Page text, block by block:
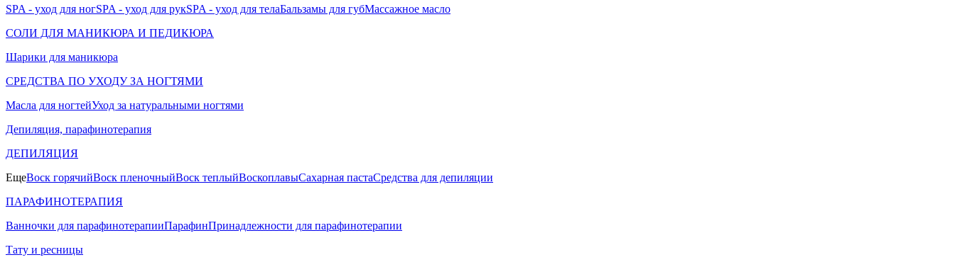
SPA - уход для ногSPA - уход для рукSPA - уход для телаБальзамы для губМассажное масло
СОЛИ ДЛЯ МАНИКЮРА И ПЕДИКЮРА
Шарики для маникюра
СРЕДСТВА ПО УХОДУ ЗА НОГТЯМИ
Масла для ногтейУход за натуральными ногтями
Депиляция, парафинотерапия
ДЕПИЛЯЦИЯ
ЕщеВоск горячийВоск пленочныйВоск теплыйВоскоплавыСахарная пастаСредства для депиляции
ПАРАФИНОТЕРАПИЯ
Ванночки для парафинотерапииПарафинПринадлежности для парафинотерапии
Тату и ресницы